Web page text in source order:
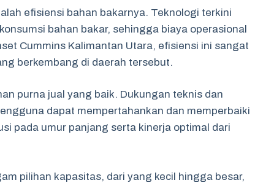
efisiensi bahan bakarnya. Teknologi terkini
bahan bakar, sehingga biaya operasional
Cummins Kalimantan Utara, efisiensi ini sangat
berkembang di daerah tersebut.
purna jual yang baik. Dukungan teknis dan
dapat mempertahankan dan memperbaiki
pada umur panjang serta kinerja optimal dari
pilihan kapasitas, dari yang kecil hingga besar,